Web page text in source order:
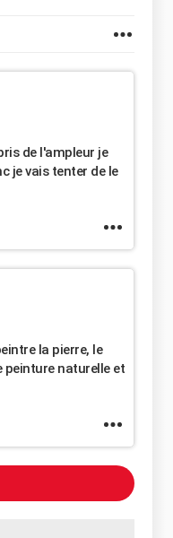
de l'ampleur je
je vais tenter de le
la pierre, le
peinture naturelle et